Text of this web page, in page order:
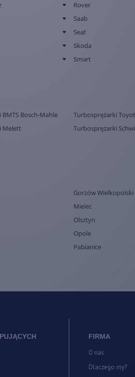
Rover
Saab
Seat
Skoda
Smart
Bosch-Mahle
Melett
Turbosprężarki
Turbosprężarki
Gorzów Wielkopolski
Mielec
Olsztyn
Opole
Pabianice
FIRMA
O nas
Dlaczego my?